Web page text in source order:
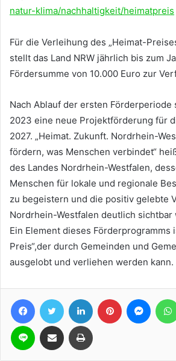
natur-klima/nachhaltigkeit/heimatpreis
Für die Verleihung des „Heimat-
stellt das Land NRW jährlich bis zum
Fördersumme von 10.000 Euro zur
Nach Ablauf der ersten Förderperiode
2023 eine neue Projektförderung für
2027. „Heimat. Zukunft. Nordrhein-
fördern, was Menschen verbindet“
des Landes Nordrhein-Westfalen,
Menschen für lokale und regionale
zu begeistern und die positiv gelebte
Nordrhein-Westfalen deutlich sichtbar
Ein Element dieses Förderprogramms
Preis“,der durch Gemeinden und
ausgelobt und verliehen werden kann.
FacebookTwitter LinkedIn Pinterest
Line Teile per E-Mail Drucken